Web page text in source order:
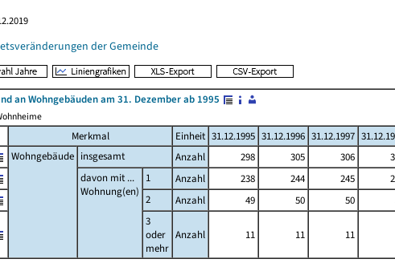
der Gemeinde
an Wohngebäuden am 31. Dezember ab 1995
Merkmal Einheit 31.12.1995 31.12.1996 31.12.1997
Wohngebäude insgesamt Anzahl 298 305 306
davon mit ...
Wohnung(en)
1 Anzahl 238 244 245
2
Anzahl 49 50 50
3
oder
mehr
Anzahl 11 11 11